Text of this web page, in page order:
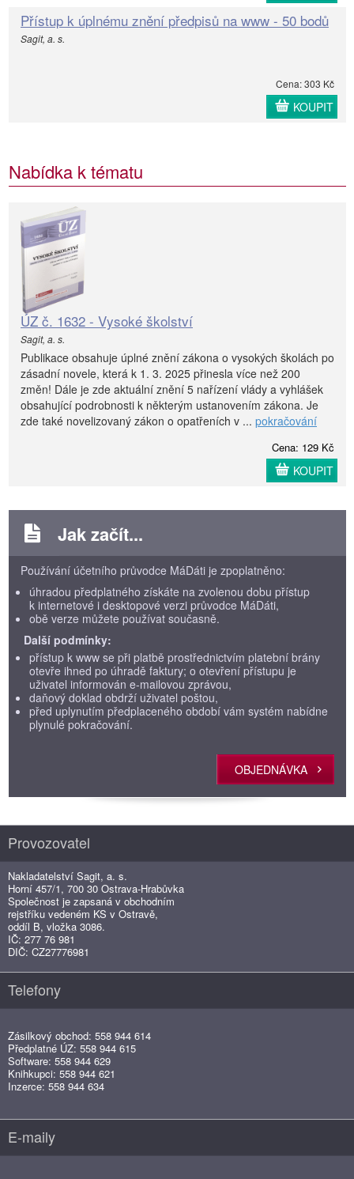
Přístup k úplnému znění předpisů na www - 50 bodů
Sagit, a. s.
Cena: 303 Kč
KOUPIT
Nabídka k tématu
ÚZ č. 1632 - Vysoké školství
Sagit, a. s.
Publikace obsahuje úplné znění zákona o vysokých školách po
zásadní novele, která k 1. 3. 2025 přinesla více než 200
změn! Dále je zde aktuální znění 5 nařízení vlády a vyhlášek
obsahující podrobnosti k některým ustanovením zákona. Je
zde také novelizovaný zákon o opatřeních v ... pokračování
Cena: 129 Kč
KOUPIT
Jak začít...
Používání účetního průvodce MáDáti je zpoplatněno:
úhradou předplatného získáte na zvolenou dobu přístup
k internetové i desktopové verzi průvodce MáDáti,
obě verze můžete používat současně.
Další podmínky:
přístup k www se při platbě prostřednictvím platební brány
otevře ihned po úhradě faktury; o otevření přístupu je
uživatel informován e-mailovou zprávou,
daňový doklad obdrží uživatel poštou,
před uplynutím předplaceného období vám systém nabídne
plynulé pokračování.
OBJEDNÁVKA
Provozovatel
Nakladatelství Sagit, a. s.
Horní 457/1, 700 30 Ostrava-Hrabůvka
Společnost je zapsaná v obchodním
rejstříku vedeném KS v Ostravě,
oddíl B, vložka 3086.
IČ: 277 76 981
DIČ: CZ27776981
Telefony
Zásilkový obchod: 558 944 614
Předplatné ÚZ: 558 944 615
Software: 558 944 629
Knihkupci: 558 944 621
Inzerce: 558 944 634
E-maily